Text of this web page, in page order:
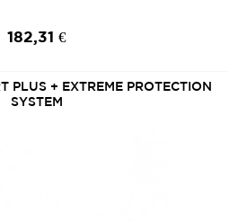
182,31 €
PLUS + EXTREME PROTECTION
SYSTEM